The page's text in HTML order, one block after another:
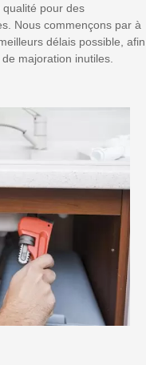
pour des
Nous commençons par à
délais possible, afin
majoration inutiles.